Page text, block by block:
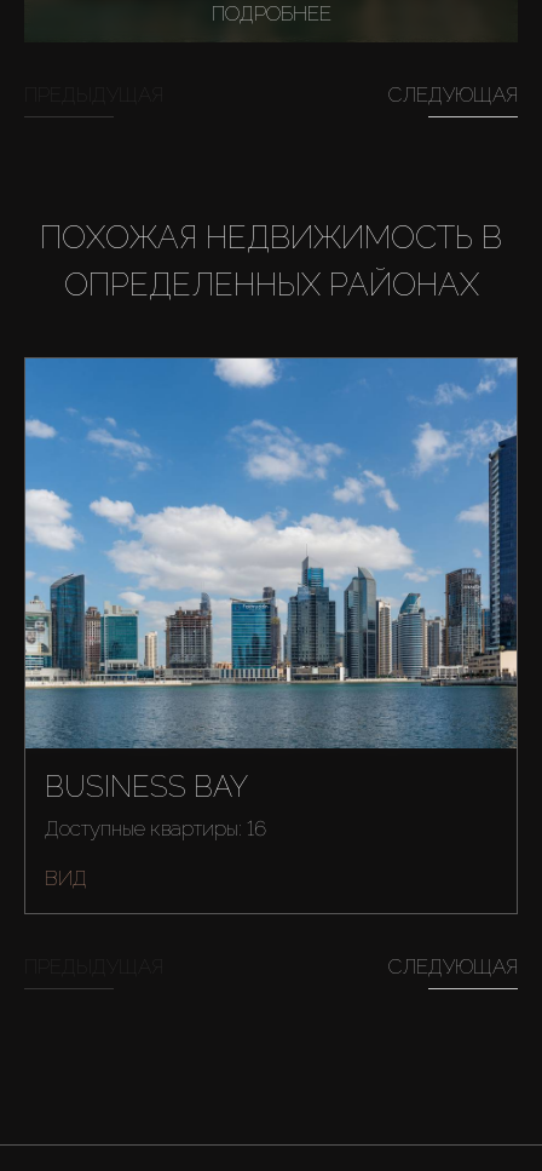
ПОДРОБНЕЕ
СЛЕДУЮЩАЯ
ПОХОЖАЯ НЕДВИЖИМОСТЬ В
ОПРЕДЕЛЕННЫХ РАЙОНАХ
BUSINESS BAY
Доступные квартиры: 16
ВИД
СЛЕДУЮЩАЯ